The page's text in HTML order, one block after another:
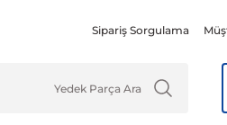
Sipariş Sorgulama